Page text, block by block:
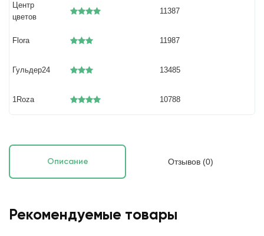
Центр
цветов
11387
Flora 11987
Гульдер24 13485
1Roza 10788
Описание Отзывов (0)
Рекомендуемые товары